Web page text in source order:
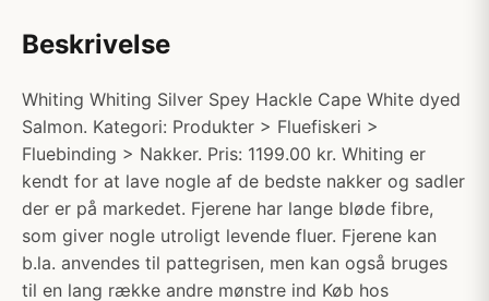
Beskrivelse
Whiting Whiting Silver Spey Hackle Cape White dyed
Salmon. Kategori: Produkter > Fluefiskeri >
Fluebinding > Nakker. Pris: 1199.00 kr. Whiting er
kendt for at lave nogle af de bedste nakker og sadler
der er på markedet. Fjerene har lange bløde fibre,
som giver nogle utroligt levende fluer. Fjerene kan
b.la. anvendes til pattegrisen, men kan også bruges
til en lang række andre mønstre ind Køb hos